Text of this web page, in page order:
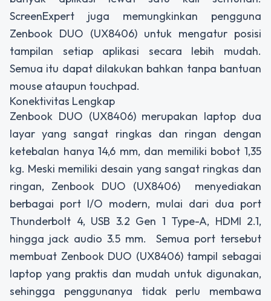
ScreenExpert juga memungkinkan pengguna
Zenbook DUO (UX8406) untuk mengatur posisi
tampilan setiap aplikasi secara lebih mudah.
Semua itu dapat dilakukan bahkan tanpa bantuan
mouse ataupun touchpad.
Konektivitas Lengkap
Zenbook DUO (UX8406) merupakan laptop dua
layar yang sangat ringkas dan ringan dengan
ketebalan hanya 14,6 mm, dan memiliki bobot 1,35
kg. Meski memiliki desain yang sangat ringkas dan
ringan, Zenbook DUO (UX8406) menyediakan
berbagai port I/O modern, mulai dari dua port
Thunderbolt 4, USB 3.2 Gen 1 Type-A, HDMI 2.1,
hingga jack audio 3.5 mm. Semua port tersebut
membuat Zenbook DUO (UX8406) tampil sebagai
laptop yang praktis dan mudah untuk digunakan,
sehingga penggunanya tidak perlu membawa